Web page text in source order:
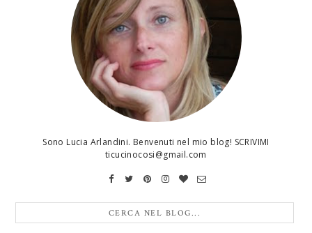
Sono Lucia Arlandini. Benvenuti nel mio blog! SCRIVIMI
ticucinocosi@gmail.com